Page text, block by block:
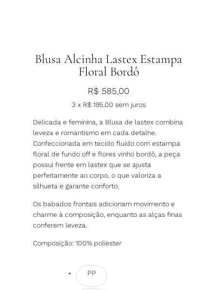
Blusa Alcinha Lastex Estampa
Floral Bordô
R$ 585,00
3 x R$195,00 sem juros
Delicada e feminina, a Blusa de lastex combina
leveza e romantismo em cada detalhe.
Confeccionada em tecido fluido com estampa
floral de fundo off e flores vinho bordô, a peça
possui frente em lastex que se ajusta
perfeitamente ao corpo, o que valoriza a
silhueta e garante conforto.
Os babados frontais adicionam movimento e
charme à composição, enquanto as alças finas
conferem leveza.
Composição: 100% poliester
PP